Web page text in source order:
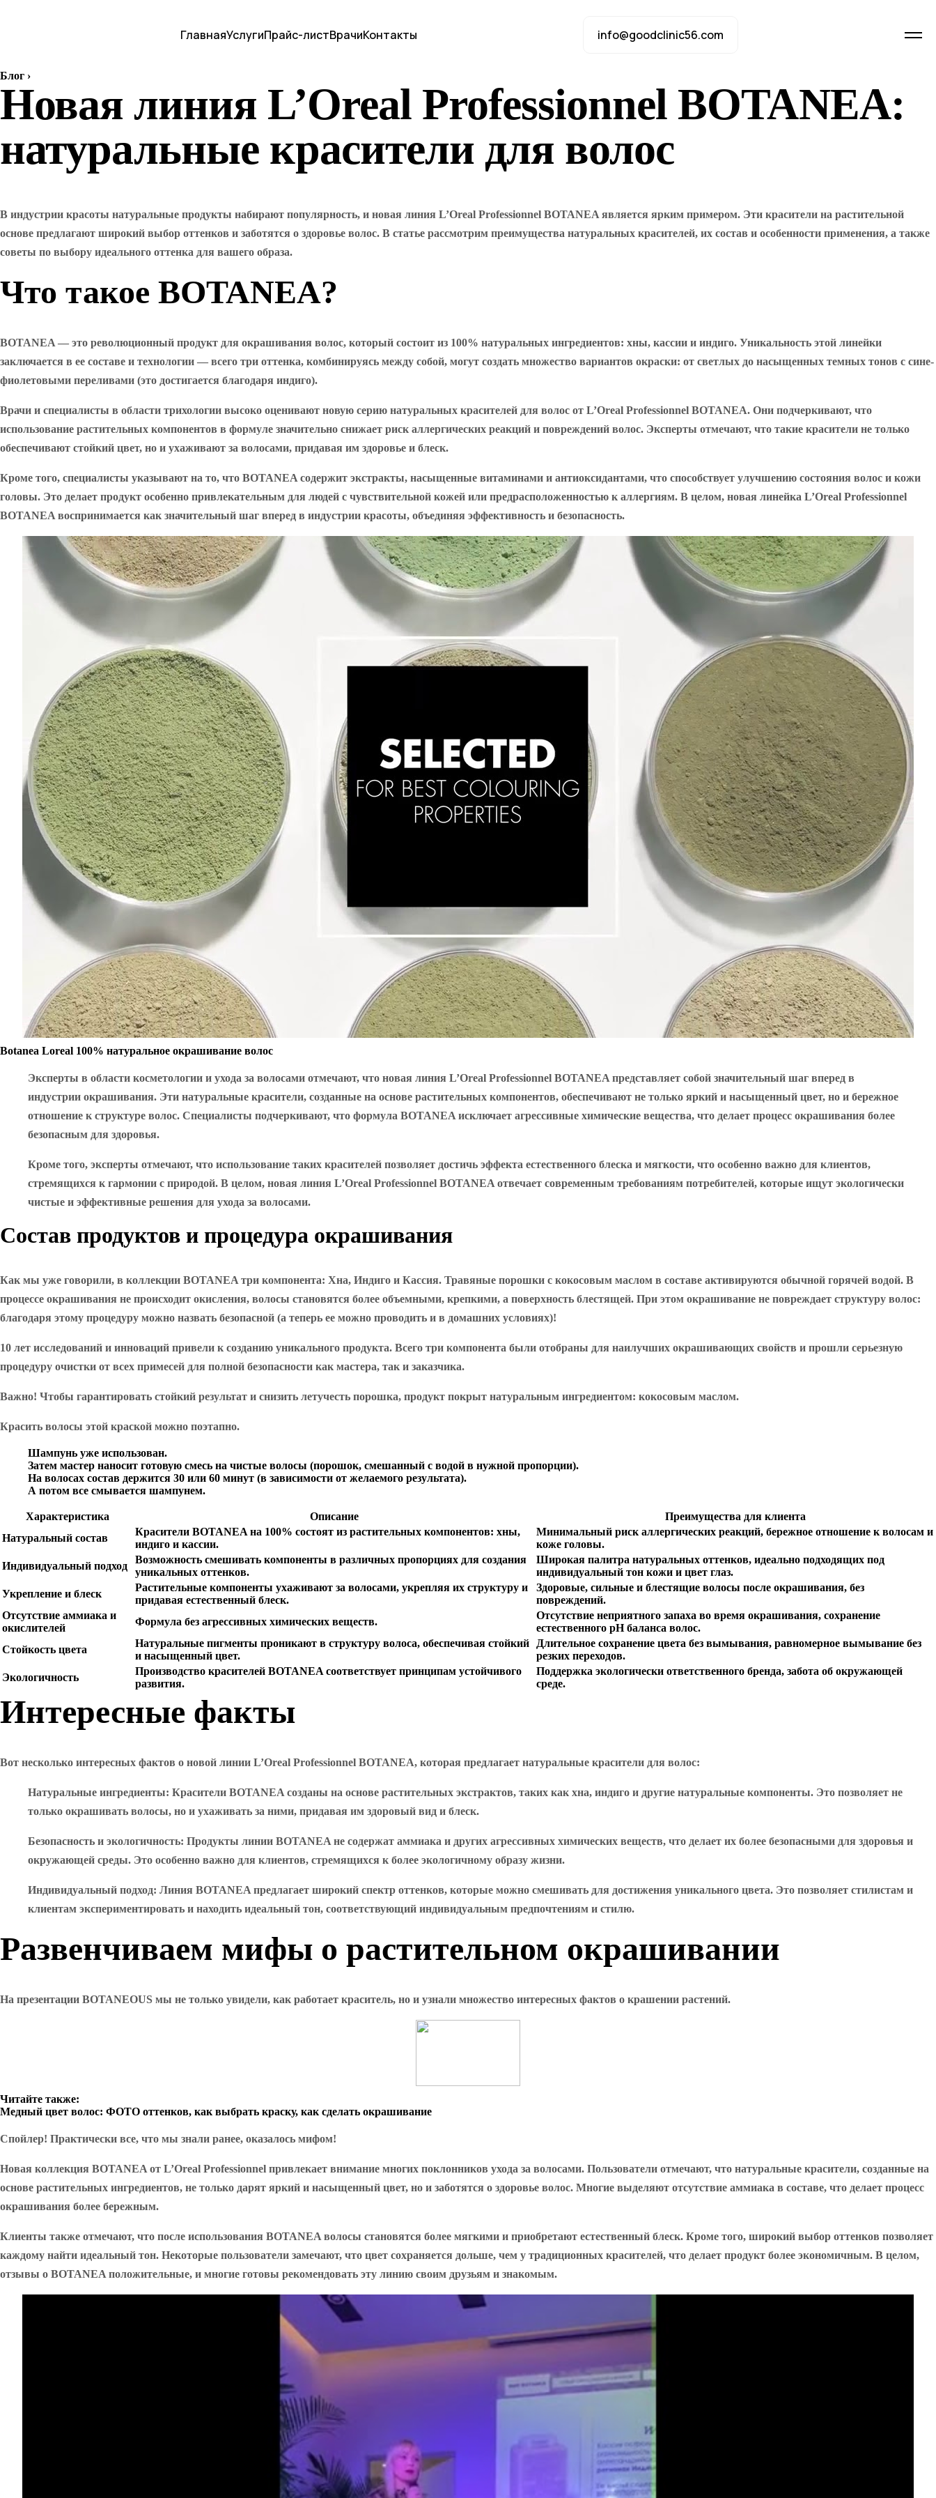
ГлавнаяУслугиПрайс-листВрачиКонтакты info@goodclinic56.com
Блог ›
Новая линия L’Oreal Professionnel BOTANEA:
натуральные красители для волос
В индустрии красоты натуральные продукты набирают популярность, и новая линия L’Oreal Professionnel BOTANEA является ярким примером. Эти красители на растительной
основе предлагают широкий выбор оттенков и заботятся о здоровье волос. В статье рассмотрим преимущества натуральных красителей, их состав и особенности применения, а также
советы по выбору идеального оттенка для вашего образа.
Что такое BOTANEA?
BOTANEA — это революционный продукт для окрашивания волос, который состоит из 100% натуральных ингредиентов: хны, кассии и индиго. Уникальность этой линейки
заключается в ее составе и технологии — всего три оттенка, комбинируясь между собой, могут создать множество вариантов окраски: от светлых до насыщенных темных тонов с сине-
фиолетовыми переливами (это достигается благодаря индиго).
Врачи и специалисты в области трихологии высоко оценивают новую серию натуральных красителей для волос от L’Oreal Professionnel BOTANEA. Они подчеркивают, что
использование растительных компонентов в формуле значительно снижает риск аллергических реакций и повреждений волос. Эксперты отмечают, что такие красители не только
обеспечивают стойкий цвет, но и ухаживают за волосами, придавая им здоровье и блеск.
Кроме того, специалисты указывают на то, что BOTANEA содержит экстракты, насыщенные витаминами и антиоксидантами, что способствует улучшению состояния волос и кожи
головы. Это делает продукт особенно привлекательным для людей с чувствительной кожей или предрасположенностью к аллергиям. В целом, новая линейка L’Oreal Professionnel
BOTANEA воспринимается как значительный шаг вперед в индустрии красоты, объединяя эффективность и безопасность.
Botanea Loreal 100% натуральное окрашивание волос
Эксперты в области косметологии и ухода за волосами отмечают, что новая линия L’Oreal Professionnel BOTANEA представляет собой значительный шаг вперед в
индустрии окрашивания. Эти натуральные красители, созданные на основе растительных компонентов, обеспечивают не только яркий и насыщенный цвет, но и бережное
отношение к структуре волос. Специалисты подчеркивают, что формула BOTANEA исключает агрессивные химические вещества, что делает процесс окрашивания более
безопасным для здоровья.
Кроме того, эксперты отмечают, что использование таких красителей позволяет достичь эффекта естественного блеска и мягкости, что особенно важно для клиентов,
стремящихся к гармонии с природой. В целом, новая линия L’Oreal Professionnel BOTANEA отвечает современным требованиям потребителей, которые ищут экологически
чистые и эффективные решения для ухода за волосами.
Состав продуктов и процедура окрашивания
Как мы уже говорили, в коллекции BOTANEA три компонента: Хна, Индиго и Кассия. Травяные порошки с кокосовым маслом в составе активируются обычной горячей водой. В
процессе окрашивания не происходит окисления, волосы становятся более объемными, крепкими, а поверхность блестящей. При этом окрашивание не повреждает структуру волос:
благодаря этому процедуру можно назвать безопасной (а теперь ее можно проводить и в домашних условиях)!
10 лет исследований и инноваций привели к созданию уникального продукта. Всего три компонента были отобраны для наилучших окрашивающих свойств и прошли серьезную
процедуру очистки от всех примесей для полной безопасности как мастера, так и заказчика.
Важно! Чтобы гарантировать стойкий результат и снизить летучесть порошка, продукт покрыт натуральным ингредиентом: кокосовым маслом.
Красить волосы этой краской можно поэтапно.
Шампунь уже использован.
Затем мастер наносит готовую смесь на чистые волосы (порошок, смешанный с водой в нужной пропорции).
На волосах состав держится 30 или 60 минут (в зависимости от желаемого результата).
А потом все смывается шампунем.
Характеристика Описание
Преимущества для клиента
Натуральный состав
Красители BOTANEA на 100% состоят из растительных компонентов: хны,
индиго и кассии.
Минимальный риск аллергических реакций, бережное отношение к волосам и
коже головы.
Индивидуальный подход
Возможность смешивать компоненты в различных пропорциях для создания
уникальных оттенков.
Широкая палитра натуральных оттенков, идеально подходящих под
индивидуальный тон кожи и цвет глаз.
Укрепление и блеск
Растительные компоненты ухаживают за волосами, укрепляя их структуру и
придавая естественный блеск.
Здоровые, сильные и блестящие волосы после окрашивания, без
повреждений.
Отсутствие аммиака и
окислителей
Формула без агрессивных химических веществ.
Отсутствие неприятного запаха во время окрашивания, сохранение
естественного pH баланса волос.
Стойкость цвета
Натуральные пигменты проникают в структуру волоса, обеспечивая стойкий
и насыщенный цвет.
Длительное сохранение цвета без вымывания, равномерное вымывание без
резких переходов.
Экологичность
Производство красителей BOTANEA соответствует принципам устойчивого
развития.
Поддержка экологически ответственного бренда, забота об окружающей
среде.
Интересные факты
Вот несколько интересных фактов о новой линии L’Oreal Professionnel BOTANEA, которая предлагает натуральные красители для волос:
Натуральные ингредиенты: Красители BOTANEA созданы на основе растительных экстрактов, таких как хна, индиго и другие натуральные компоненты. Это позволяет не
только окрашивать волосы, но и ухаживать за ними, придавая им здоровый вид и блеск.
Безопасность и экологичность: Продукты линии BOTANEA не содержат аммиака и других агрессивных химических веществ, что делает их более безопасными для здоровья и
окружающей среды. Это особенно важно для клиентов, стремящихся к более экологичному образу жизни.
Индивидуальный подход: Линия BOTANEA предлагает широкий спектр оттенков, которые можно смешивать для достижения уникального цвета. Это позволяет стилистам и
клиентам экспериментировать и находить идеальный тон, соответствующий индивидуальным предпочтениям и стилю.
Развенчиваем мифы о растительном окрашивании
На презентации BOTANEOUS мы не только увидели, как работает краситель, но и узнали множество интересных фактов о крашении растений.
Читайте также:
Медный цвет волос: ФОТО оттенков, как выбрать краску, как сделать окрашивание
Спойлер! Практически все, что мы знали ранее, оказалось мифом!
Новая коллекция BOTANEA от L’Oreal Professionnel привлекает внимание многих поклонников ухода за волосами. Пользователи отмечают, что натуральные красители, созданные на
основе растительных ингредиентов, не только дарят яркий и насыщенный цвет, но и заботятся о здоровье волос. Многие выделяют отсутствие аммиака в составе, что делает процесс
окрашивания более бережным.
Клиенты также отмечают, что после использования BOTANEA волосы становятся более мягкими и приобретают естественный блеск. Кроме того, широкий выбор оттенков позволяет
каждому найти идеальный тон. Некоторые пользователи замечают, что цвет сохраняется дольше, чем у традиционных красителей, что делает продукт более экономичным. В целом,
отзывы о BOTANEA положительные, и многие готовы рекомендовать эту линию своим друзьям и знакомым.